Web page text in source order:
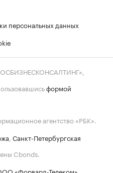
персональных данных
формой
агентство «РБК».
Санкт-Петербургская
Cbonds.
«Форвард-Телеком»